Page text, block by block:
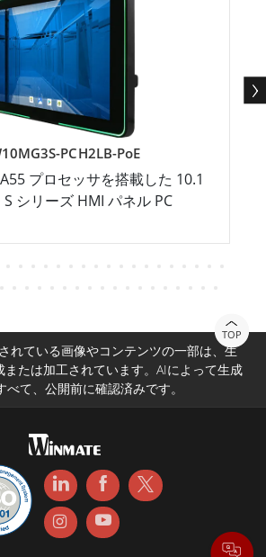
PCH2LB-PoE
プロセッサを搭載した 10.1
S シリーズ HMI パネル PC
TOP
れている画像やコンテンツの一部は、生
または加工されています。AIによって生成
て、公開前に確認済みです。